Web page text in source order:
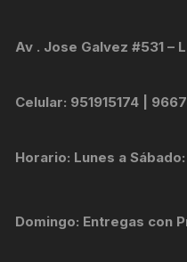
Av . Jose Galvez #531 –
Celular: 951915174 |
Horario: Lunes a
Domingo: Entregas con